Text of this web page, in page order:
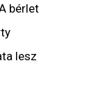
bérlet
lesz